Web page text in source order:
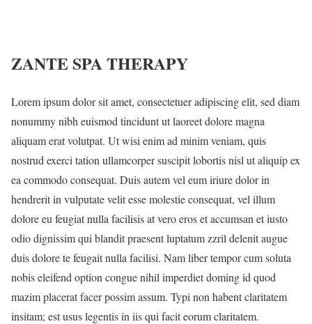
ZANTE SPA THERAPY
Lorem ipsum dolor sit amet, consectetuer adipiscing elit, sed diam
nonummy nibh euismod tincidunt ut laoreet dolore magna
aliquam erat volutpat. Ut wisi enim ad minim veniam, quis
nostrud exerci tation ullamcorper suscipit lobortis nisl ut aliquip ex
ea commodo consequat. Duis autem vel eum iriure dolor in
hendrerit in vulputate velit esse molestie consequat, vel illum
dolore eu feugiat nulla facilisis at vero eros et accumsan et iusto
odio dignissim qui blandit praesent luptatum zzril delenit augue
duis dolore te feugait nulla facilisi. Nam liber tempor cum soluta
nobis eleifend option congue nihil imperdiet doming id quod
mazim placerat facer possim assum. Typi non habent claritatem
insitam; est usus legentis in iis qui facit eorum claritatem.